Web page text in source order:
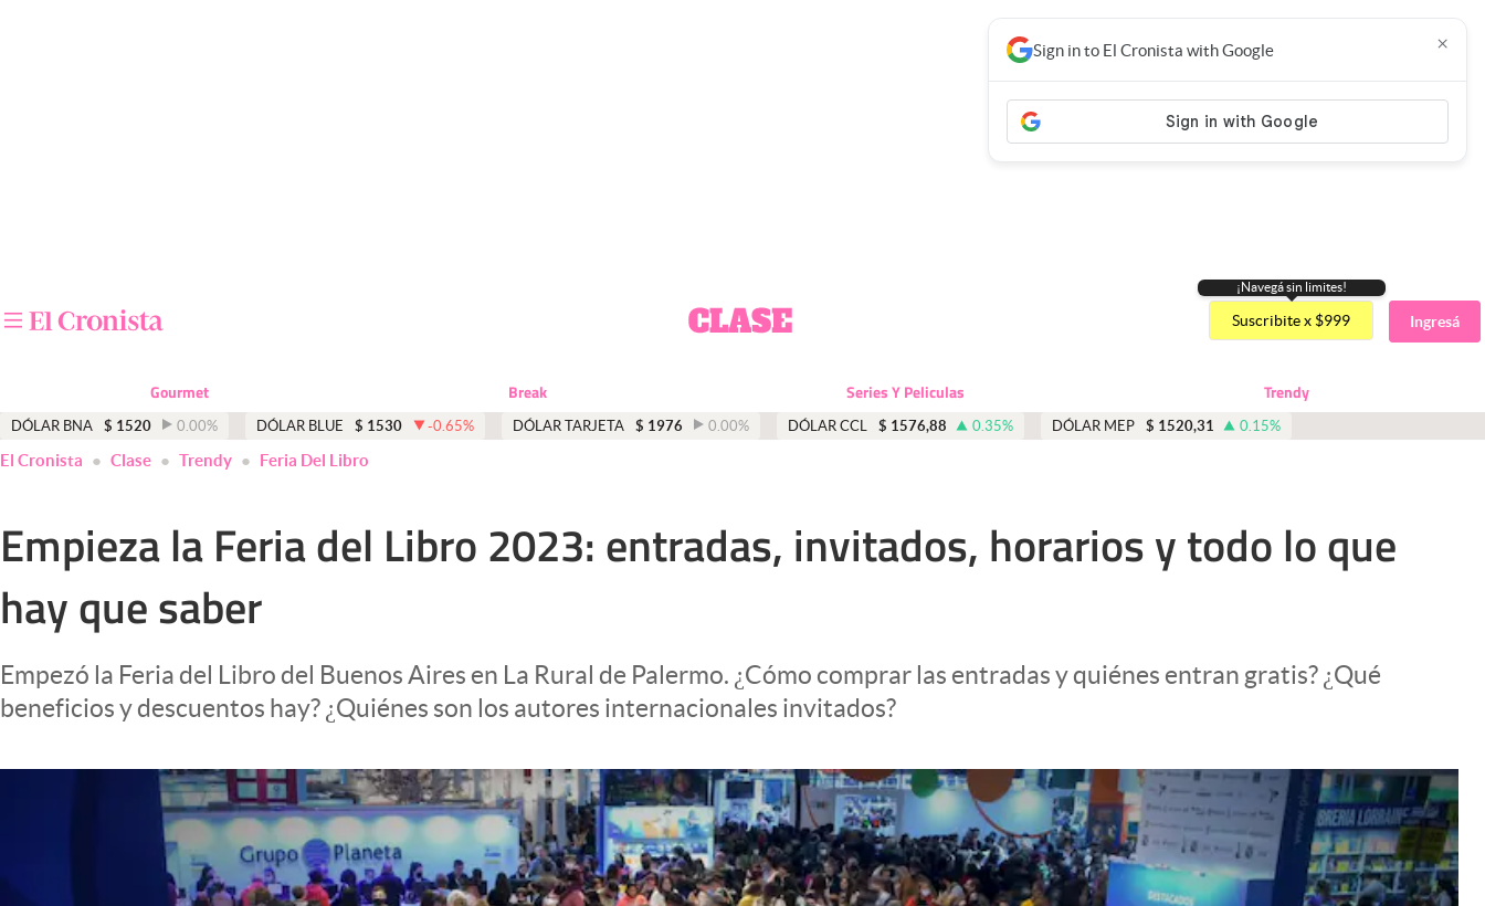
Otras secciones
Apertura
Clase
Clima
Mundial 2026
Eventos Corporativos
El Cronista Studio
¡Navegá sin limites!
Suscribite x $999 Ingresá
Gourmet Break Series Y Peliculas Trendy
DÓLAR BNA $ 1520 0.00% DÓLAR BLUE $ 1530 -0.65% DÓLAR TARJETA $ 1976 0.00% DÓLAR CCL $ 1576,88 0.35% DÓLAR MEP $ 1520,31 0.15%
Sign in to El Cronista with Google ×
El Cronista Clase Trendy Feria Del Libro
Empieza la Feria del Libro 2023: entradas, invitados, horarios y todo lo que
hay que saber
Empezó la Feria del Libro del Buenos Aires en La Rural de Palermo. ¿Cómo comprar las entradas y quiénes entran gratis? ¿Qué
beneficios y descuentos hay? ¿Quiénes son los autores internacionales invitados?